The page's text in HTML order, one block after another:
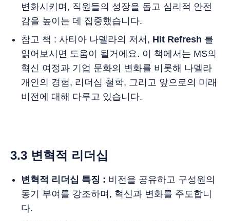
변화시키며, 직원들의 성장을 돕고 심리적 안전
감을 높이는 데 집중했습니다.
참고 책 : 사티아 나델라의 저서, Hit Refresh 를
읽어보시면 도움이 될거에요. 이 책에서는 MS의
혁신 여정과 기업 문화의 변화를 비롯해 나델라
개인의 경험, 리더십 철학, 그리고 앞으로의 미래
비전에 대해 다루고 있습니다.
3.3 변혁적 리더십
변혁적 리더십 특징 : 비전을 공유하고 구성원의
동기 부여를 강조하며, 혁신과 변화를 주도합니
다.